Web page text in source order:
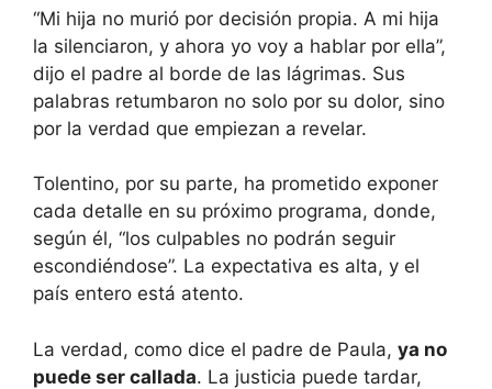
“Mi hija no murió por decisión propia. A mi hija
la silenciaron, y ahora yo voy a hablar por ella”,
dijo el padre al borde de las lágrimas. Sus
palabras retumbaron no solo por su dolor, sino
por la verdad que empiezan a revelar.
Tolentino, por su parte, ha prometido exponer
cada detalle en su próximo programa, donde,
según él, “los culpables no podrán seguir
escondiéndose”. La expectativa es alta, y el
país entero está atento.
La verdad, como dice el padre de Paula, ya no
puede ser callada. La justicia puede tardar,